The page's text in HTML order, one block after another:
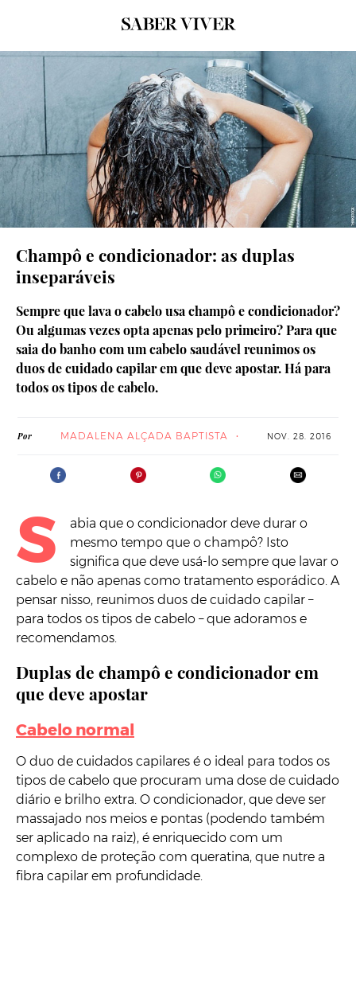
Champô e condicionador: as duplas
inseparáveis
Sempre que lava o cabelo usa champô e condicionador?
Ou algumas vezes opta apenas pelo primeiro? Para que
saia do banho com um cabelo saudável reunimos os
duos de cuidado capilar em que deve apostar. Há para
todos os tipos de cabelo.
Por MADALENA ALÇADA BAPTISTA NOV. 28. 2016
S
abia que o condicionador deve durar o
mesmo tempo que o champô? Isto
significa que deve usá-lo sempre que lavar o
cabelo e não apenas como tratamento esporádico. A
pensar nisso, reunimos duos de cuidado capilar –
para todos os tipos de cabelo – que adoramos e
recomendamos.
Duplas de champô e condicionador em
que deve apostar
Cabelo normal
O duo de cuidados capilares é o ideal para todos os
tipos de cabelo que procuram uma dose de cuidado
diário e brilho extra. O condicionador, que deve ser
massajado nos meios e pontas (podendo também
ser aplicado na raiz), é enriquecido com um
complexo de proteção com queratina, que nutre a
fibra capilar em profundidade.